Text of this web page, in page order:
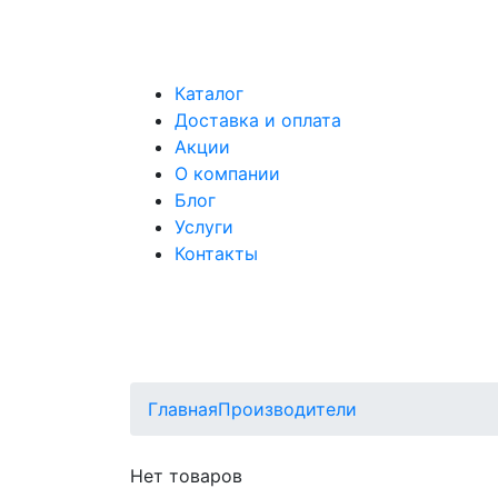
Каталог
Доставка и оплата
Акции
О компании
Блог
Услуги
Контакты
ГлавнаяПроизводители
Нет товаров